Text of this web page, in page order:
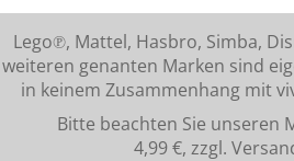
Lego℗, Mattel, Hasbro, Simba,
weiteren genanten Marken sind
in keinem Zusammenhang mit
Bitte beachten Sie unseren
4,99 €, zzgl.